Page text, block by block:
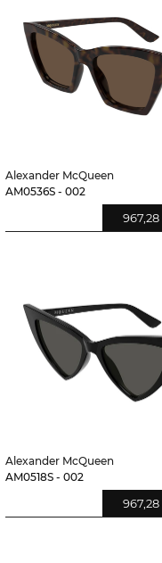
Alexander McQueen
AM0536S - 002
967,28
Alexander McQueen
AM0518S - 002
967,28